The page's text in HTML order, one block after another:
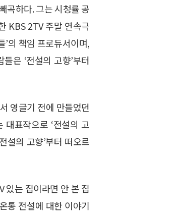
곡하다. 그는 시청률 공
KBS 2TV 주말 연속극
’의 책임 프로듀서이며,
은 ‘전설의 고향’부터
영글기 전에 만들었던
표작으로 ‘전설의 고
설의 고향’부터 떠오르
있는 집이라면 안 본 집
통 전설에 대한 이야기